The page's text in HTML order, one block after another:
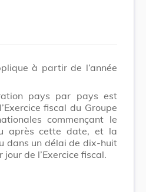
à partir de l’année
pays par pays est
fiscal du Groupe
commençant le
après cette date, et la
dans un délai de dix-huit
de l’Exercice fiscal.